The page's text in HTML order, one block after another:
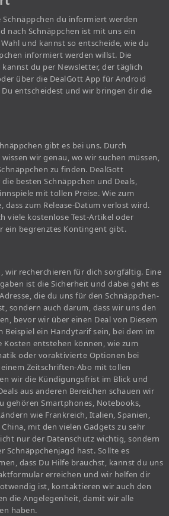
Schnäppchen du informiert werden
nach Schnäppchen ist mit uns ein
und kannst so entscheide, wie du
informiert werden willst. Die
kannst du per Newsletter, der täglich
über die DealGott App für Android
entscheidest und wir bringen dir die
gibt es bei uns. Durch
wir genau, wo wir suchen müssen,
zu finden. DealGott
besten Schnäppchen und Deals,
mit tollen Preise. Wie zum
dass zum Release-Datum verlost wird.
viele kostenlose Test-Artikel oder
ein begrenztes Kontingent gibt.
wir recherchieren für dich sorgfältig. Eine
ist die Sicherheit und dabei geht es
die du uns für den Schnäppchen-
sondern auch darum, dass wir uns den
bevor wir über einen Deal von Diesem
Beispiel ein Handytarif sein, bei dem im
Kosten entstehen können, wie zum
oder voraktivierte Optionen bei
Zeitschriften-Abo mit tollen
wir die Kündigungsfrist im Blick und
aus anderen Bereichen schauen wir
gehören Smartphones, Notebooks,
wie Frankreich, Italien, Spanien,
mit den vielen Gadgets zu sehr
nur der Datenschutz wichtig, sondern
Schnäppchenjagd hast. Sollte es
dass Du Hilfe brauchst, kannst du uns
erreichen und wir helfen dir
ist, kontaktieren wir auch den
die Angelegenheit, damit wir alle
haben.